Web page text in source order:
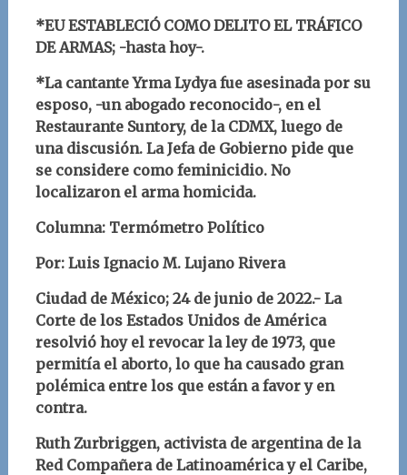
*EU ESTABLECIÓ COMO DELITO EL TRÁFICO
DE ARMAS; -hasta hoy-.
*La cantante Yrma Lydya fue asesinada por su
esposo, -un abogado reconocido-, en el
Restaurante Suntory, de la CDMX, luego de
una discusión. La Jefa de Gobierno pide que
se considere como feminicidio. No
localizaron el arma homicida.
Columna: Termómetro Político
Por: Luis Ignacio M. Lujano Rivera
Ciudad de México; 24 de junio de 2022.- La
Corte de los Estados Unidos de América
resolvió hoy el revocar la ley de 1973, que
permitía el aborto, lo que ha causado gran
polémica entre los que están a favor y en
contra.
Ruth Zurbriggen, activista de argentina de la
Red Compañera de Latinoamérica y el Caribe,